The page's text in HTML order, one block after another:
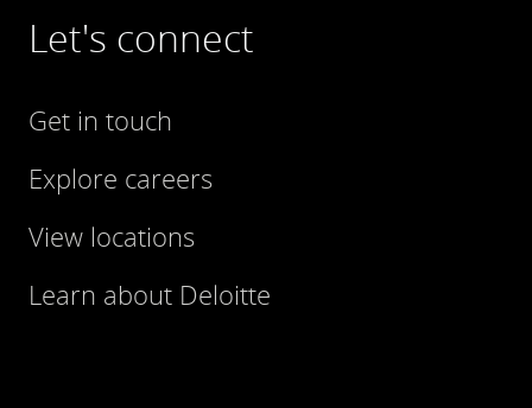
Let's connect
Get in touch
Explore careers
View locations
Learn about Deloitte